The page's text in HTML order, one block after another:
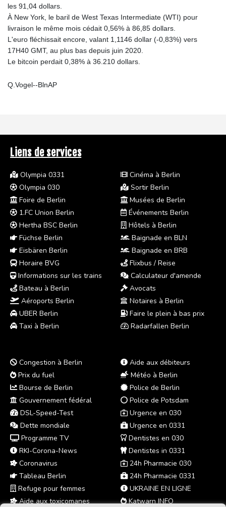
les 91,04 dollars.
À New York, le baril de West Texas Intermediate (WTI) pour
livraison le même mois cédait 0,56% à 86,85 dollars.
L'euro fléchissait encore, valant 1,1146 dollar (-0,83%) vers
17H40 GMT, au plus bas depuis juin 2020.
Le bitcoin perdait 0,38% à 36.210 dollars.
Q.Vogel--BlnAP
Liens de services
Olympia 0331
Olympia 030
Foire de Berlin
1.FC Union Berlin
Hertha BSC Berlin
Füchse Berlin
Eisbären Berlin
Horaire BVG
Informations sur les trains
Bateau à Berlin
Aéroports Berlin
UBER Berlin
Taxi à Berlin
Cinéma à Berlin
Sortir Berlin
Musées de Berlin
Événements Berlin
Hôtels à Berlin
Baignade en BLN
Baignade en BRB
Flixbus / Reise
Calculateur d'amende
Avocats
Notaires à Berlin
Faire le plein à bas prix
Radarfallen Berlin
Congestion à Berlin
Prix du fuel
Bourse de Berlin
Gouvernement fédéral
DSL-Speed-Test
Dette mondiale
Programme TV
RKI-Corona-News
Coronavirus
Tableau Berlin
Refuge pour femmes
Aide aux toxicomanes
Aide aux débiteurs
Météo à Berlin
Police de Berlin
Police de Potsdam
Urgence en 030
Urgence en 0331
Dentistes en 030
Dentistes in 0331
24h Pharmacie 030
24h Pharmacie 0331
UKRAINE EN LIGNE
Katwarn INFO